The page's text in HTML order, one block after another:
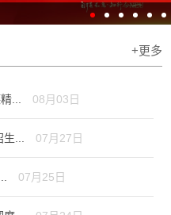
+更多
精... 08月03日
生... 07月27日
... 07月25日